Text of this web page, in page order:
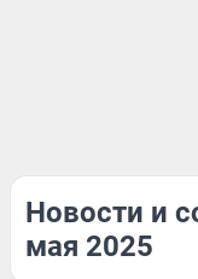
Новости и
мая 2025